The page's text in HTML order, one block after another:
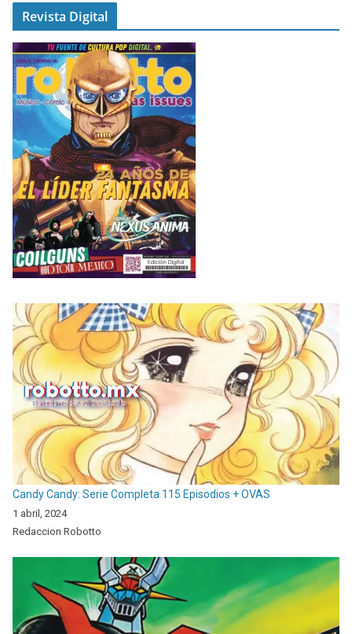
Revista Digital
Candy Candy: Serie Completa 115 Episodios + OVAS
1 abril, 2024
Redaccion Robotto